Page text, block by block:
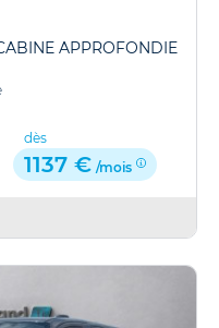
APPROFONDIE
dès
1137 € /mois